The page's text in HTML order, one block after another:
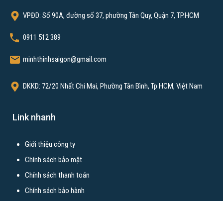
Thi công hoàn thiện
Thiết kế thi công nội thất văn phòng
Bài viết xem nhiều
Xây dựng nhà trọn gói TPHCM
Xây nhà tại Cần Thơ
VPĐD: Số 90A, đường số 37, phường Tân Quy, Quận 7, TP.HCM
0911 512 389
minhthinhsaigon@gmail.com
DKKD: 72/20 Nhất Chi Mai, Phường Tân Bình, Tp HCM, Việt Nam
Link nhanh
Giới thiệu công ty
Chính sách bảo mật
Chính sách thanh toán
Chính sách bảo hành